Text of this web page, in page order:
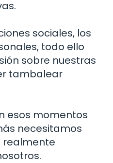
sociales, los
todo ello
sobre nuestras
tambalear
esos momentos
necesitamos
realmente